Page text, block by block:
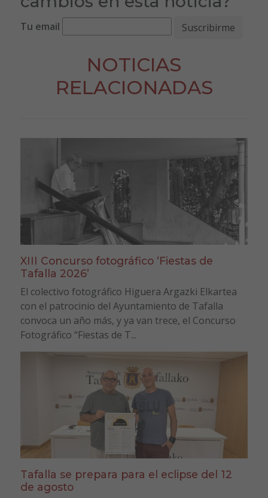
Tu email
NOTICIAS
RELACIONADAS
XIII Concurso fotográfico ‘Fiestas de
Tafalla 2026’
El colectivo fotográfico Higuera Argazki Elkartea
con el patrocinio del Ayuntamiento de Tafalla
convoca un año más, y ya van trece, el Concurso
Fotográfico “Fiestas de T...
Tafalla se prepara para el eclipse del 12
de agosto